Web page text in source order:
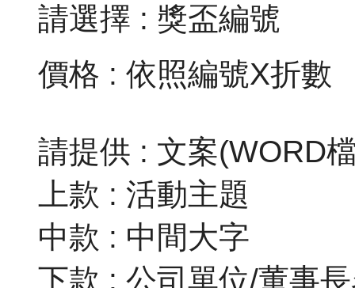
請選擇 : 獎盃編號
價格 : 依照編號X折數
請提供 : 文案(WORD
上款 : 活動主題
中款 : 中間大字
下款 : 公司單位/董事